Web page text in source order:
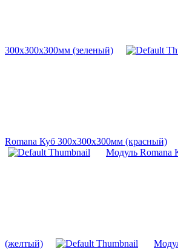
300х300х300мм (зеленый)
Romana Куб 300х300х300мм (красный)
Модуль Romana
(желтый)